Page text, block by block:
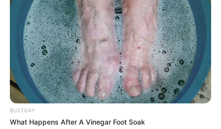
ΤΑ ΠΙΟ ΔΗΜΟΦΙΛΗ
BUZZDAY
What Happens After A Vinegar Foot Soak